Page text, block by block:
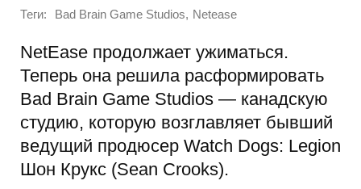
Теги: Bad Brain Game Studios, Netease
NetEase продолжает ужиматься.
Теперь она решила расформировать
Bad Brain Game Studios — канадскую
студию, которую возглавляет бывший
ведущий продюсер Watch Dogs: Legion
Шон Крукс (Sean Crooks).